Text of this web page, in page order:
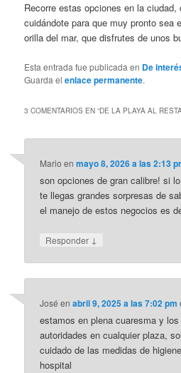
Recorre estas opciones en la
cuidándote para que muy pronto sea
orilla del mar, que disfrutes de unos
Esta entrada fue publicada en De
Guarda elenlace permanente.
3 COMENTARIOS EN “DE LA PLAYA AL
Mario enmayo 8, 2026 a las 2:13
son opciones de gran calibre! si
te llegas grandes sorpresas de
el manejo de estos negocios es
Responder ↓
José enabril 9, 2025 a las 7:02 pm
estamos en plena cuaresma y
autoridades en cualquier plaza,
cuidado de las medidas de
hospital